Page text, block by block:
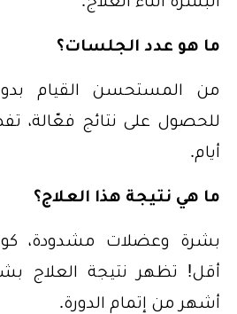
ما هو عدد الجلسات؟
أيام.
ما هي نتيجة هذا العلاج؟
بشرة وعضلات مشدودة،
أشهر من إتمام الدورة.